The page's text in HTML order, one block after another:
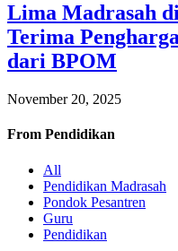
Lima Madrasah
Terima
dari BPOM
November 20, 2025
From Pendidikan
All
Pendidikan Madrasah
Pondok Pesantren
Guru
Pendidikan